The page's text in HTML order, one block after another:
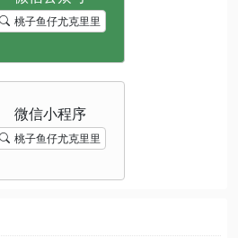
桃子鱼仔尤克里里
桃子鱼仔尤克里里